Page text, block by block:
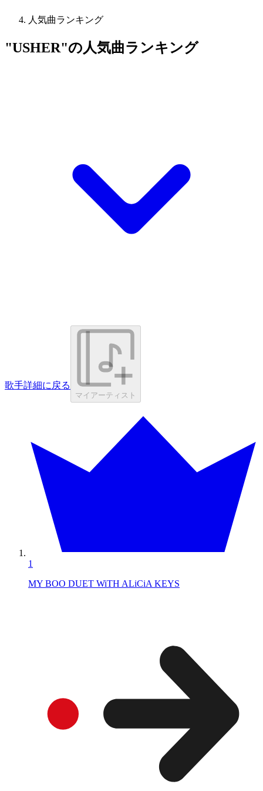
人気曲ランキング
"USHER"の人気曲ランキング
歌手詳細に戻る
マイアーティスト
1
MY BOO DUET WiTH ALiCiA KEYS